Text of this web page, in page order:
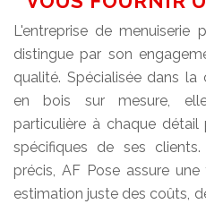
L'entreprise de menuiserie
distingue par son
qualité. Spécialisée dans
en bois sur mesure,
particulière à chaque
spécifiques de ses
précis, AF Pose assure
estimation juste des coûts,